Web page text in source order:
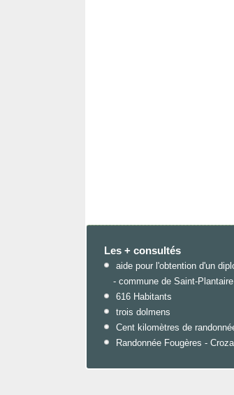
Les + consultés
aide pour l'obtention d'un
- commune de Saint-Plantaire
616 Habitants
trois dolmens
Cent kilomètres de
Randonnée Fougères -